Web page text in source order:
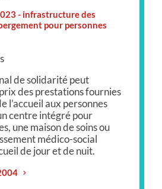
- infrastructure des
pour personnes
de solidarité peut
des prestations fournies
l’accueil aux personnes
centre intégré pour
une maison de soins ou
médico-social
de jour et de nuit.